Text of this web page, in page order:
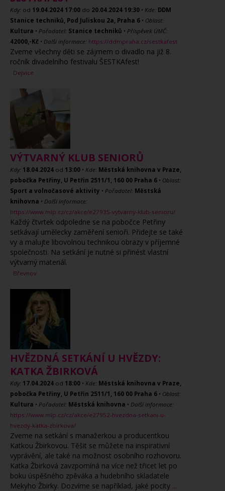
Kdy: od 19.04.2024 17:00 do 20.04.2024 19:30 • Kde: DDM
Stanice techniků, Pod Juliskou 2a, Praha 6 • Oblast:
Kultura • Pořadatel: Stanice techniků • Příspěvek ÚMČ:
42000,-Kč • Další informace: https://ddmpraha.cz/sestkafest
Zveme všechny děti se zájmem o divadlo na již 8.
ročník divadelního festivalu ŠESTKAfest!
Dejvice
VÝTVARNÝ KLUB SENIORŮ
Kdy: 18.04.2024 od 13:00 • Kde: Městská knihovna v Praze,
pobočka Petřiny, U Petřin 2511/1, 160 00 Praha 6 • Oblast:
Sport a volnočasové aktivity • Pořadatel: Městská
knihovna • Další informace:
https://www.mlp.cz/cz/akce/e27935-vytvarny-klub-senioru/
Každý čtvrtek odpoledne se na pobočce Petřiny
setkávají umělecky zaměření senioři. Přidejte se také
vy a malujte libovolnou technikou obrazy v příjemné
společnosti. Na setkání je nutné si přinést vlastní
výtvarný materiál.
Břevnov
HVĚZDNÁ SETKÁNÍ U HVĚZDY:
KATKA ŽBIRKOVÁ
Kdy: 17.04.2024 od 18:00 • Kde: Městská knihovna v Praze,
pobočka Petřiny, U Petřin 2511/1, 160 00 Praha 6 • Oblast:
Kultura • Pořadatel: Městská knihovna • Další informace:
https://www.mlp.cz/cz/akce/e27952-hvezdna-setkani-u-
hvezdy-katka-zbirkova/
Zveme na setkání s manažerkou a producentkou
Katkou Žbirkovou. Těšit se můžete na inspirativní
vyprávění, ale také na možnost osobního rozhovoru.
Katka Žbirková zavzpomíná na více než třicet let po
boku úspěšného zpěváka a hudebního skladatele
Mekyho Žbirky. Dozvíme se například, jaké pocity ...